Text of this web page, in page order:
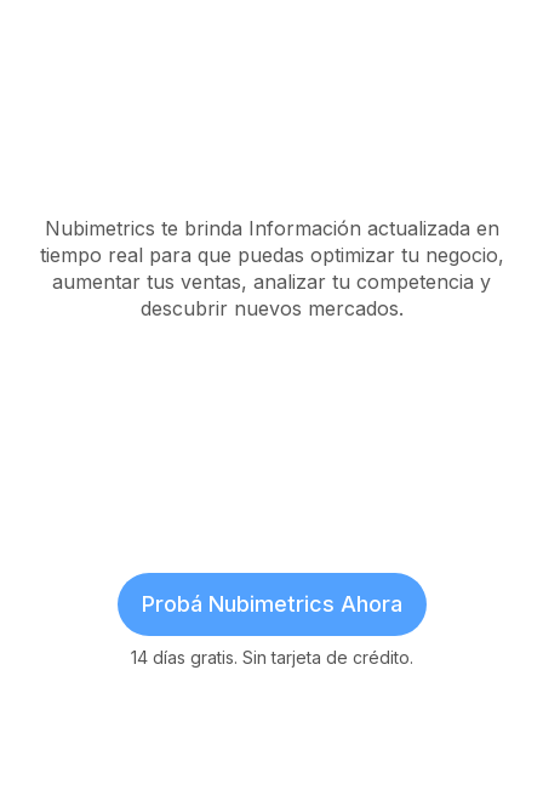
Nubimetrics te brinda Información actualizada en
tiempo real para que puedas optimizar tu negocio,
aumentar tus ventas, analizar tu competencia y
descubrir nuevos mercados.
Probá Nubimetrics Ahora
14 días gratis. Sin tarjeta de crédito.